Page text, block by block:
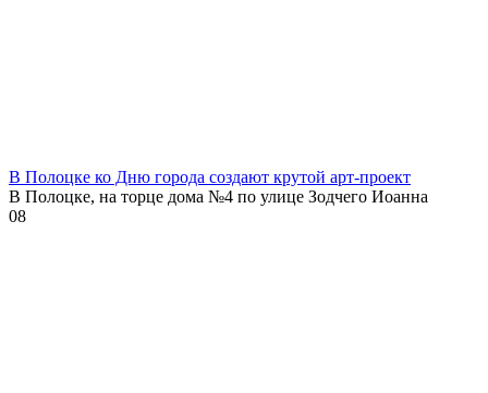
В Полоцке ко Дню города создают крутой арт-проект
В Полоцке, на торце дома №4 по улице Зодчего Иоанна
08